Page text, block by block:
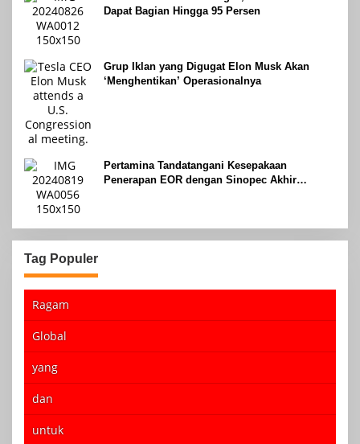
Dapat Bagian Hingga 95 Persen
Grup Iklan yang Digugat Elon Musk Akan
‘Menghentikan’ Operasionalnya
Pertamina Tandatangani Kesepakaan
Penerapan EOR dengan Sinopec Akhir
Tag Populer
Ragam
Global
yang
dan
untuk